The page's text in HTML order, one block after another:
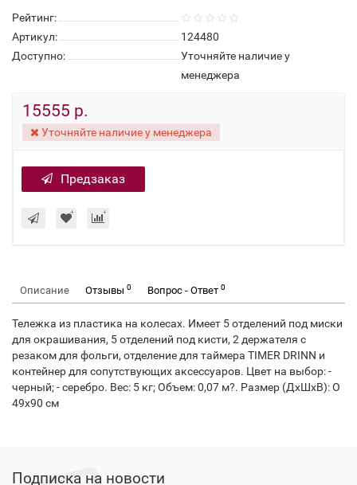
Рейтинг:
Артикул:
124480
Доступно:
Уточняйте наличие у
менеджера
15555 р.
Уточняйте наличие у менеджера
Предзаказ
Описание Отзывы 0 Вопрос - Ответ 0
Тележка из пластика на колесах. Имеет 5 отделений под миски
для окрашивания, 5 отделений под кисти, 2 держателя с
резаком для фольги, отделение для таймера TIMER DRINN и
контейнер для сопутствующих аксессуаров. Цвет на выбор: -
черный; - серебро. Вес: 5 кг; Объем: 0,07 м?. Размер (ДхШхВ): O
49x90 см
Подписка на новости